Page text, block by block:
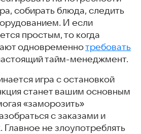
собирать блюда, следить
И если
простым, то когда
одновременнотребовать
тайм-менеджмент.
игра с остановкой
станет вашим основным
«заморозить»
с заказами и
не злоупотреблять